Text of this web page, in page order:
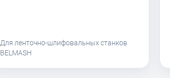
Для ленточно-шлифовальных станков
BELMASH